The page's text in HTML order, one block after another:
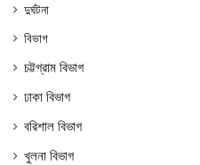
দুর্ঘটনা
বিভাগ
চট্টগ্রাম বিভাগ
ঢাকা বিভাগ
বরিশাল বিভাগ
খুলনা বিভাগ